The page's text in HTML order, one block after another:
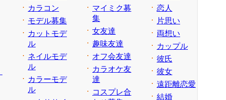
カラコン
モデル募集
カットモデ
ル
ネイルモデ
ル
カラーモデ
ル
マイミク募
集
女友達
趣味友達
オフ会友達
カラオケ友
達
コスプレ合
恋人
片思い
両想い
カップル
彼氏
彼女
遠距離恋愛
結婚